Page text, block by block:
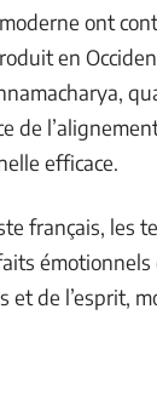
ont
en
de
efficace.
français, les
et de l’esprit,